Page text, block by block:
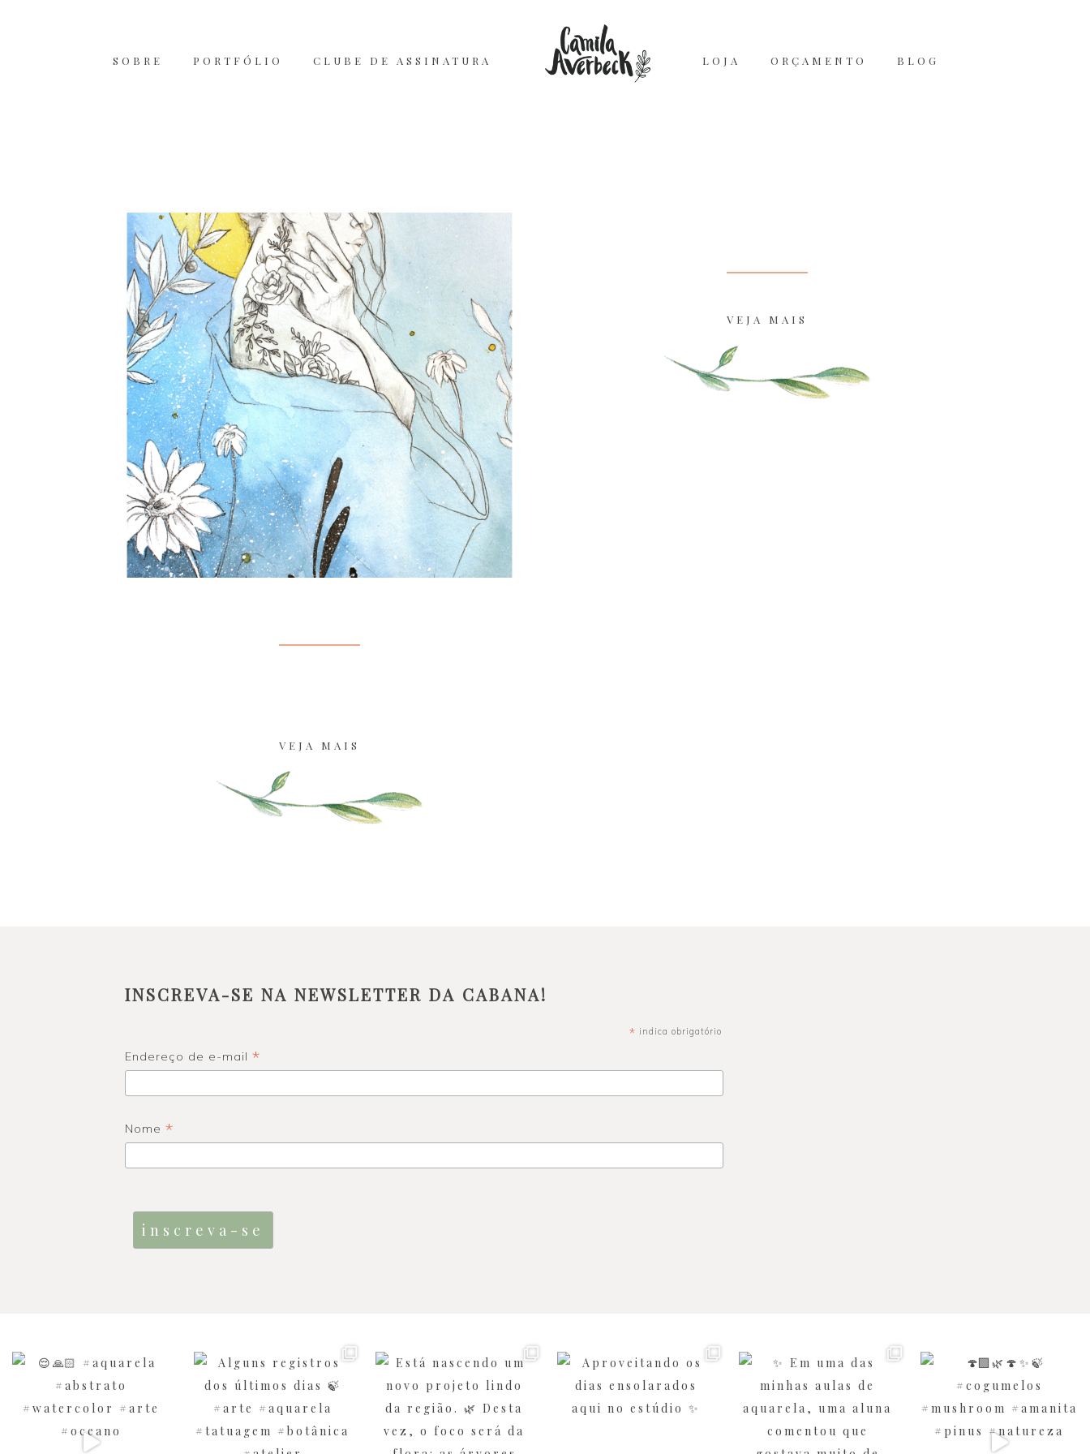
SOBRE PORTFÓLIO CLUBE DE ASSINATURA LOJA ORÇAMENTO BLOG
VEJA MAIS
VEJA MAIS
INSCREVA-SE NA NEWSLETTER DA CABANA!
* indica obrigatório
Endereço de e-mail*
Nome*